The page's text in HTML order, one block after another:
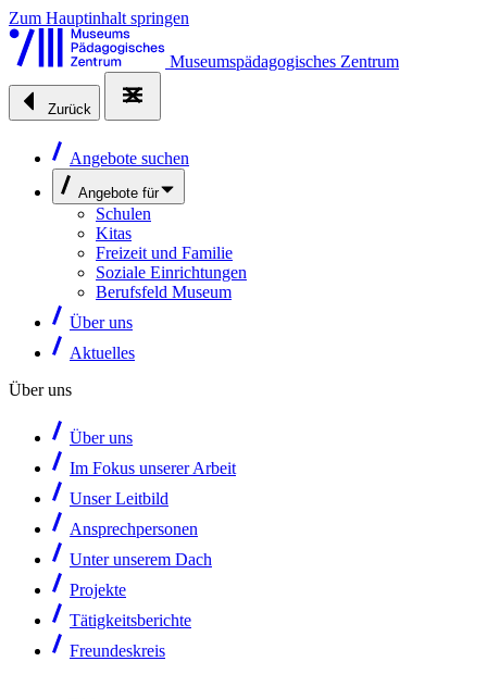
Zum Hauptinhalt springen
Museumspädagogisches Zentrum
Zurück
Angebote suchen
Angebote für
Schulen
Kitas
Freizeit und Familie
Soziale Einrichtungen
Berufsfeld Museum
Über uns
Aktuelles
Über uns
Über uns
Im Fokus unserer Arbeit
Unser Leitbild
Ansprechpersonen
Unter unserem Dach
Projekte
Tätigkeitsberichte
Freundeskreis